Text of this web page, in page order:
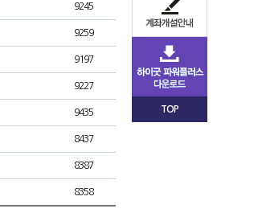
9245
9259
9197
9227
9435
8437
8387
8358
TOP